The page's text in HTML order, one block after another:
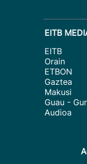
EITB
EITB
Orain
ETBON
Gaztea
Makusi
Guau -
Audioa